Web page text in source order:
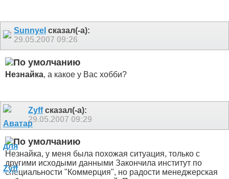
Sunnyel сказал(-а):
29.05.2007 09:26
Незнайка, а какое у Вас хобби?
Zyffсказал(-а):
29.05.2007 09:29
Незнайка, у меня была похожая ситуация, только с
другими исходыми данными Закончила институт по
специальности "Коммерция", но радости менеджерская